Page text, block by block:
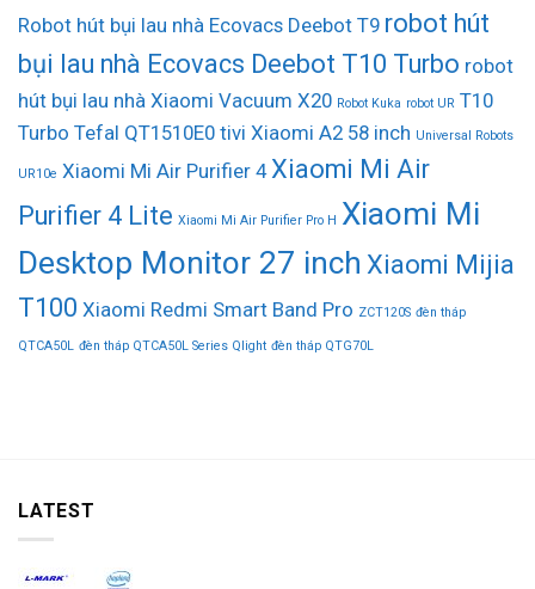
Robot hút bụi lau nhà Ecovacs Deebot T9 robot hút
bụi lau nhà Ecovacs Deebot T10 Turbo robot
hút bụi lau nhà Xiaomi Vacuum X20 Robot Kuka robot UR T10
Turbo Tefal QT1510E0 tivi Xiaomi A2 58 inch Universal Robots
UR10e Xiaomi Mi Air Purifier 4 Xiaomi Mi Air
Purifier 4 Lite Xiaomi Mi Air Purifier Pro H Xiaomi Mi
Desktop Monitor 27 inch Xiaomi Mijia
T100 Xiaomi Redmi Smart Band Pro ZCT120S đèn tháp
QTCA50L đèn tháp QTCA50L Series Qlight đèn tháp QTG70L
LATEST